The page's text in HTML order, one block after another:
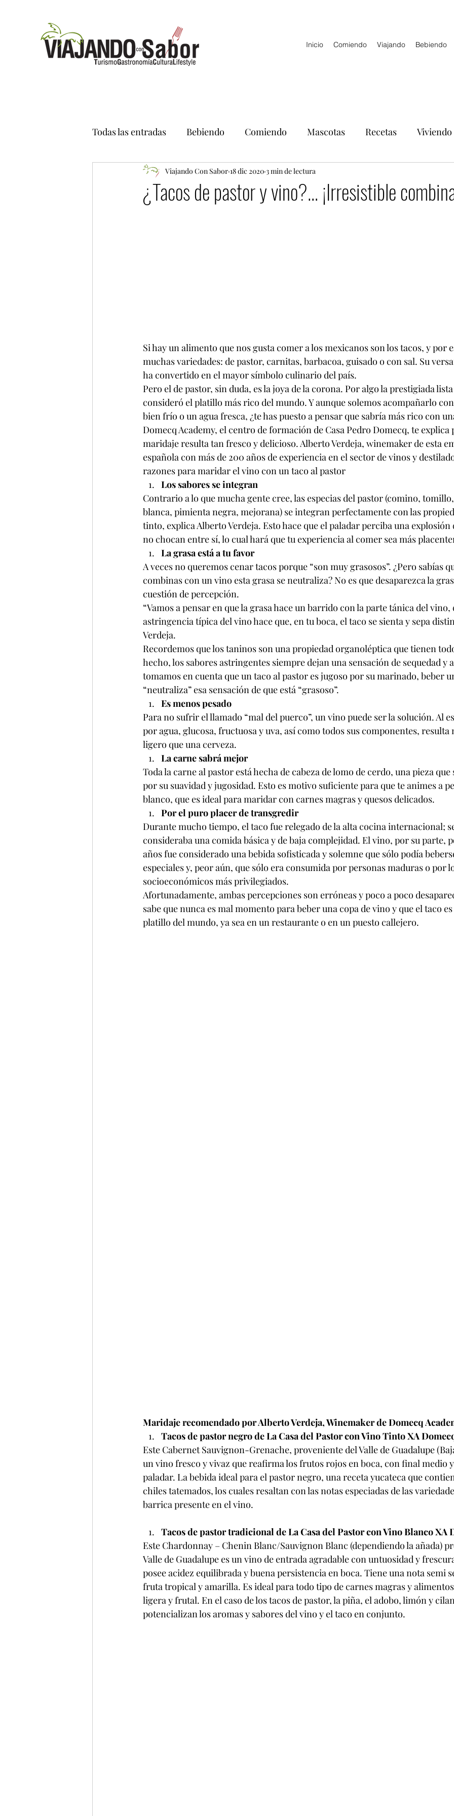
Inicio Comiendo Viajando Bebiendo
Todas las entradas Bebiendo Comiendo Mascotas Recetas Viviendo
¿Tacos de pastor y vino?… ¡Irresistible
Viajando Con Sabor 18 dic 2020 3 min de lectura
Si hay un alimento que nos gusta comer a los mexicanos son los tacos, y por
muchas variedades: de pastor, carnitas, barbacoa, guisado o con sal. Su
ha convertido en el mayor símbolo culinario del país.
Pero el de pastor, sin duda, es la joya de la corona. Por algo la prestigiada
consideró el platillo más rico del mundo. Y aunque solemos acompañarlo
bien frío o un agua fresca, ¿te has puesto a pensar que sabría más rico con
Domecq Academy, el centro de formación de Casa Pedro Domecq, te explica
maridaje resulta tan fresco y delicioso. Alberto Verdeja, winemaker de esta
española con más de 200 años de experiencia en el sector de vinos y
razones para maridar el vino con un taco al pastor
Los sabores se integran
Contrario a lo que mucha gente cree, las especias del pastor (comino,
blanca, pimienta negra, mejorana) se integran perfectamente con las
tinto, explica Alberto Verdeja. Esto hace que el paladar perciba una explosión
no chocan entre sí, lo cual hará que tu experiencia al comer sea más
La grasa está a tu favor
A veces no queremos cenar tacos porque “son muy grasosos”. ¿Pero sabías
combinas con un vino esta grasa se neutraliza? No es que desaparezca la
cuestión de percepción.
“Vamos a pensar en que la grasa hace un barrido con la parte tánica del vino,
astringencia típica del vino hace que, en tu boca, el taco se sienta y sepa
Verdeja.
Recordemos que los taninos son una propiedad organoléptica que tienen
hecho, los sabores astringentes siempre dejan una sensación de sequedad y
tomamos en cuenta que un taco al pastor es jugoso por su marinado, beber
“neutraliza” esa sensación de que está “grasoso”.
Es menos pesado
Para no sufrir el llamado “mal del puerco”, un vino puede ser la solución. Al
por agua, glucosa, fructuosa y uva, así como todos sus componentes, resulta
ligero que una cerveza.
La carne sabrá mejor
Toda la carne al pastor está hecha de cabeza de lomo de cerdo, una pieza
por su suavidad y jugosidad. Esto es motivo suficiente para que te animes a
blanco, que es ideal para maridar con carnes magras y quesos delicados.
Por el puro placer de transgredir
Durante mucho tiempo, el taco fue relegado de la alta cocina internacional;
consideraba una comida básica y de baja complejidad. El vino, por su parte,
años fue considerado una bebida sofisticada y solemne que sólo podía
especiales y, peor aún, que sólo era consumida por personas maduras o por
socioeconómicos más privilegiados.
Afortunadamente, ambas percepciones son erróneas y poco a poco
sabe que nunca es mal momento para beber una copa de vino y que el taco
platillo del mundo, ya sea en un restaurante o en un puesto callejero.
Maridaje recomendado por Alberto Verdeja, Winemaker de Domecq
Tacos de pastor negro de La Casa del Pastor con Vino Tinto XA
Este Cabernet Sauvignon-Grenache, proveniente del Valle de Guadalupe
un vino fresco y vivaz que reafirma los frutos rojos en boca, con final medio
paladar. La bebida ideal para el pastor negro, una receta yucateca que
chiles tatemados, los cuales resaltan con las notas especiadas de las
barrica presente en el vino.
Tacos de pastor tradicional de La Casa del Pastor con Vino Blanco XA
Este Chardonnay – Chenin Blanc/Sauvignon Blanc (dependiendo la añada)
Valle de Guadalupe es un vino de entrada agradable con untuosidad y
posee acidez equilibrada y buena persistencia en boca. Tiene una nota semi
fruta tropical y amarilla. Es ideal para todo tipo de carnes magras y
ligera y frutal. En el caso de los tacos de pastor, la piña, el adobo, limón y
potencializan los aromas y sabores del vino y el taco en conjunto.